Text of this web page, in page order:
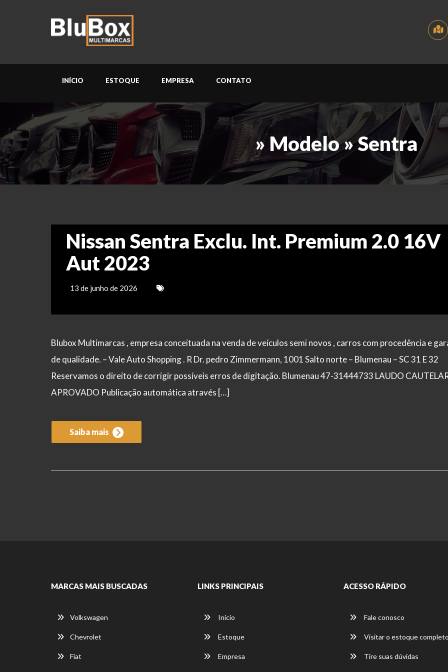
INÍCIO ESTOQUE EMPRESA CONTATO
» Modelo » Sentra
Nissan Sentra Exclu. Int. Premium 2.0 16V
Aut 2023
13 de junho de 2026
Blubox Multimarcas , empresa conceituada na venda de veículos semi novos , carros com procedência e
de qualidade. – Vale Auto Shopping . R Dr. pedro Zimmermann, 1001 Salto norte – Blumenau – SC 31 E 32
Reservamos o direito de corrigir possíveis erros de digitação. Blumenau 47-31444733 LAUDO
APROVADO Publicação automática através […]
Saiba mais
MARCAS MAIS BUSCADAS
Volkswagen
Chevrolet
Fiat
LINKS PRINCIPAIS
Início
Estoque
Empresa
ACESSO RÁPIDO
Fale conosco
Visitar o estoque completo
Tire suas dúvidas